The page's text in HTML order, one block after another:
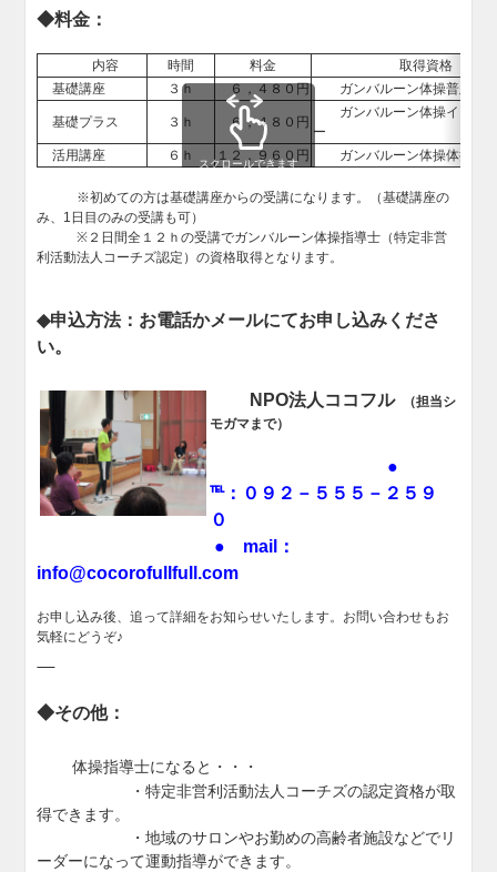
◆料金：
内容 時間 料金
取得資格
基礎講座
３ｈ ６，４８０円 ガンバルーン体操普及員
基礎プラス ３ｈ ６，４８０円
ガンバルーン体操インス
ー
活用講座
６ｈ １２，９６０円 ガンバルーン体操体操指
スクロールできます
※初めての方は基礎講座からの受講になります。（基礎講座の
み、1日目のみの受講も可）
※２日間全１２ｈの受講でガンバルーン体操指導士（特定非営
利活動法人コーチズ認定）の資格取得となります。
◆申込方法：お電話かメールにてお申し込みくださ
い。
NPO法人ココフル
（担当シ
モガマまで）
●
℡：０９２－５５５－２５９
０
● mail：
info@cocorofullfull.com
お申し込み後、追って詳細をお知らせいたします。お問い合わせもお
気軽にどうぞ♪
◆その他：
体操指導士になると・・・
・特定非営利活動法人コーチズの認定資格が取
得できます。
・地域のサロンやお勤めの高齢者施設などでリ
ーダーになって運動指導ができます。